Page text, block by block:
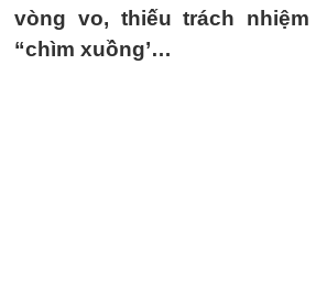
vòng vo, thiếu trách
“chìm xuồng’…